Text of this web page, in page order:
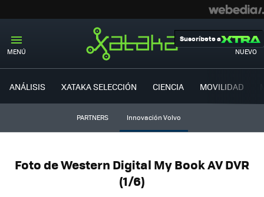
MENÚ NUEVO
Suscríbete a
ANÁLISIS XATAKA SELECCIÓN CIENCIA MOVILIDAD
PARTNERS Innovación Volvo
Foto de Western Digital My Book AV DVR
(1/6)